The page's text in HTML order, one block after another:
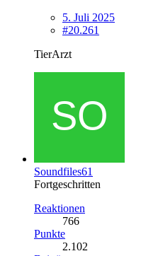
5. Juli 2025
#20.261
TierArzt
Soundfiles61
Fortgeschritten
Reaktionen
766
Punkte
2.102